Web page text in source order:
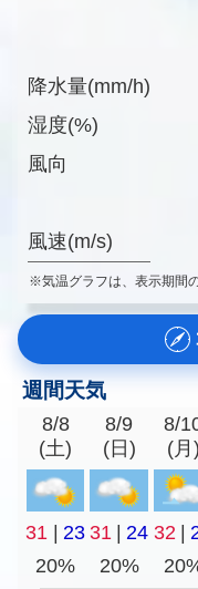
降水量(mm/h)
湿度(%)
風向
風速(m/s)
※気温グラフは、表示期間
週間天気
8/8
(土)
8/9
(日)
8/
(月)
31 | 23 31 | 24 32 |
20%
20%